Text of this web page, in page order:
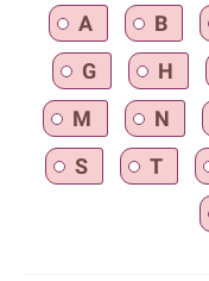
A
B
G
H
M
N
S
T